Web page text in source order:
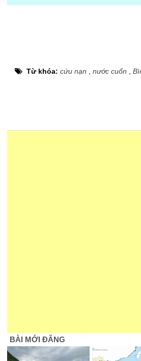
Từ khóa: cứu nạn nước cuốn
BÀI MỚI ĐĂNG